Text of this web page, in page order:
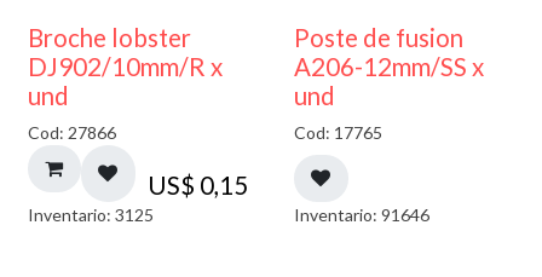
Broche lobster
DJ902/10mm/R x
und
Cod: 27866
US$ 0,15
Inventario: 3125
Poste de fusion
A206-12mm/SS x
und
Cod: 17765
Inventario: 91646